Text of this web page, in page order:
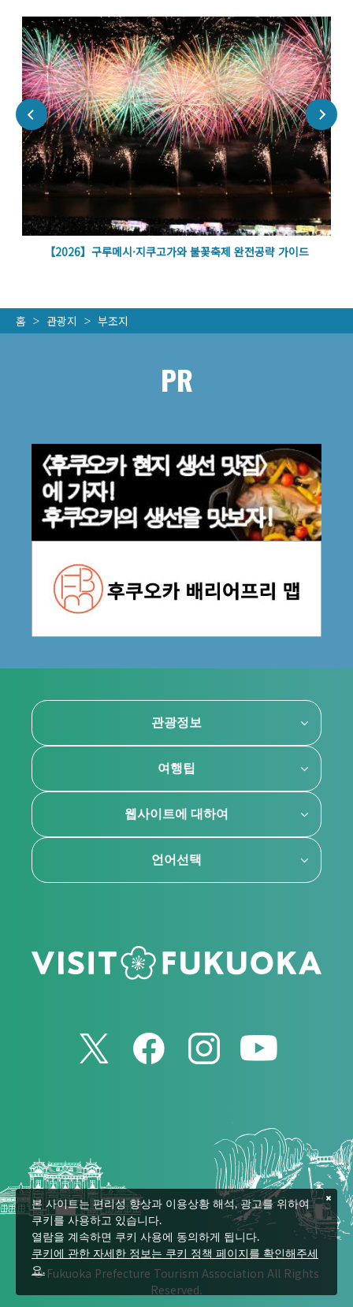
【2026】구루메시·지쿠고가와 불꽃축제 완전공략 가이드
홈 관광지 부조지
PR
관광정보
여행팁
웹사이트에 대하여
언어선택
© Fukuoka Prefecture Tourism Association All Rights
Reserved.
본 사이트는 편리성 향상과 이용상황 해석, 광고를 위하여
쿠키를 사용하고 있습니다.
열람을 계속하면 쿠키 사용에 동의하게 됩니다.
쿠키에 관한 자세한 정보는 쿠키 정책 페이지를 확인해주세
요.